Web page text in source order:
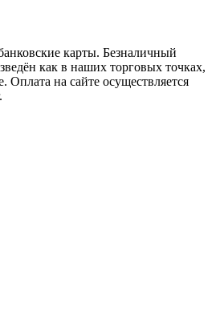
карты. Безналичный
как в наших торговых точках,
Оплата на сайте осуществляется